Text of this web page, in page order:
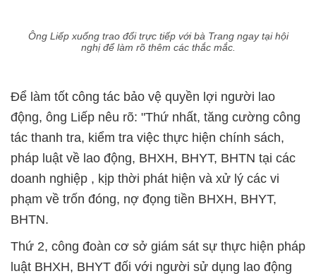
Ông Liếp xuống trao đổi trực tiếp với bà Trang ngay tại hội
nghị để làm rõ thêm các thắc mắc.
Để làm tốt công tác bảo vệ quyền lợi người lao
động, ông Liếp nêu rõ: "Thứ nhất, tăng cường công
tác thanh tra, kiểm tra việc thực hiện chính sách,
pháp luật về lao động, BHXH, BHYT, BHTN tại các
doanh nghiệp , kịp thời phát hiện và xử lý các vi
phạm về trốn đóng, nợ đọng tiền BHXH, BHYT,
BHTN.
Thứ 2, công đoàn cơ sở giám sát sự thực hiện pháp
luật BHXH, BHYT đối với người sử dụng lao động